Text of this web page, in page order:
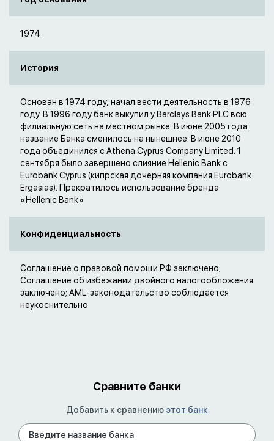
1974
История
Основан в 1974 году, начал вести деятельность в 1976
году. В 1996 году банк выкупил у Barclays Bank PLC всю
филиальную сеть на местном рынке. В июне 2005 года
название Банка сменилось на нынешнее. В июне 2010
года объединился с Athena Cyprus Company Limited. 1
сентября было завершено слияние Hellenic Bank с
Eurobank Cyprus (кипрская дочерняя компания Eurobank
Ergasias). Прекратилось использование бренда
«Hellenic Bank»
Конфиденциальность
Соглашение о правовой помощи РФ заключено;
Соглашение об избежании двойного налогообложения
заключено; AML-законодательство соблюдается
неукоснительно
Сравните банки
Добавить к сравнению этот банк